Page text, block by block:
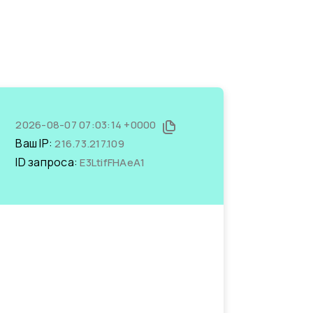
2026-08-07 07:03:14 +0000
Ваш IP:216.73.217.109
ID запроса:E3LtifFHAeA1